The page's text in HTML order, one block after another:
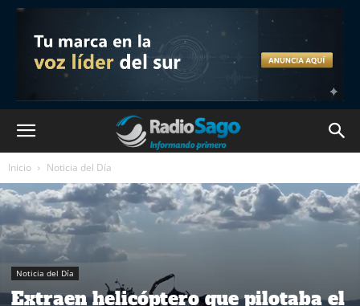
Inicio Noticia del Día
Noticia del Día
Extraen helicóptero que pilotaba el